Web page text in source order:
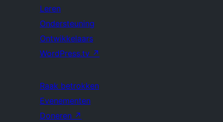
Leren
Ondersteuning
Ontwikkelaars
WordPress.tv ↗
Raak betrokken
Evenementen
Doneren ↗